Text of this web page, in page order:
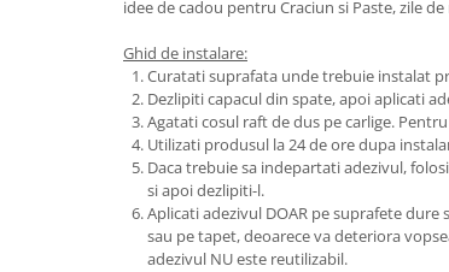
idee de cadou pentru Craciun si Paste, zile
Ghid de instalare:
Curatati suprafata unde trebuie instalat
Dezlipiti capacul din spate, apoi aplicati
Agatati cosul raft de dus pe carlige.
Utilizati produsul la 24 de ore dupa
Daca trebuie sa indepartati adezivul,
si apoi dezlipiti-l.
Aplicati adezivul DOAR pe suprafete
sau pe tapet, deoarece va deteriora
adezivul NU este reutilizabil.